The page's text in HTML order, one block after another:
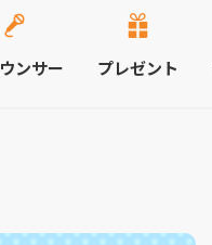
ンサー プレゼント